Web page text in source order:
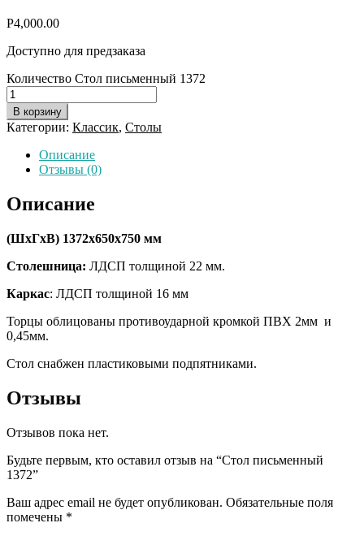
Р4,000.00
Доступно для предзаказа
Количество Стол письменный 1372
В корзину
Категории: Классик, Столы
Описание
Отзывы (0)
Описание
(ШхГхВ) 1372х650х750 мм
Столешница: ЛДСП толщиной 22 мм.
Каркас: ЛДСП толщиной 16 мм
Торцы облицованы противоударной кромкой ПВХ 2мм и
0,45мм.
Стол снабжен пластиковыми подпятниками.
Отзывы
Отзывов пока нет.
Будьте первым, кто оставил отзыв на “Стол письменный
1372”
Ваш адрес email не будет опубликован. Обязательные поля
помечены *